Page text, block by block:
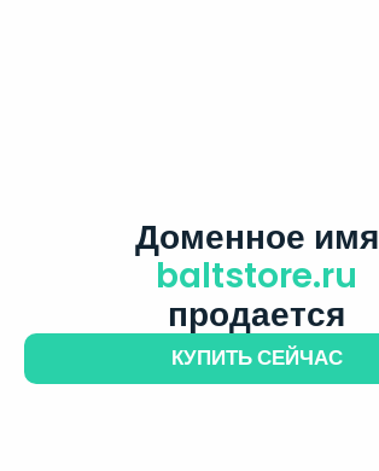
Доменное имя
baltstore.ru
продается
КУПИТЬ СЕЙЧАС